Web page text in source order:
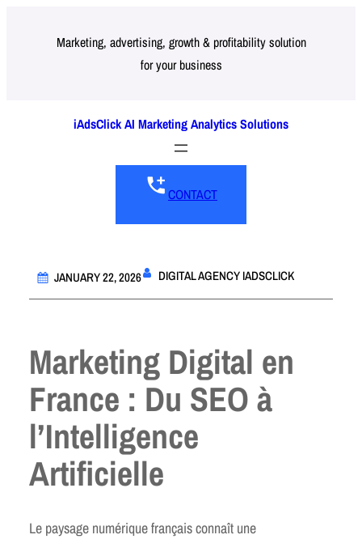
Marketing, advertising, growth & profitability solution
for your business
iAdsClick AI Marketing Analytics Solutions
CONTACT
JANUARY 22, 2026 DIGITAL AGENCY IADSCLICK
Marketing Digital en
France : Du SEO à
l’Intelligence
Artificielle
Le paysage numérique français connaît une